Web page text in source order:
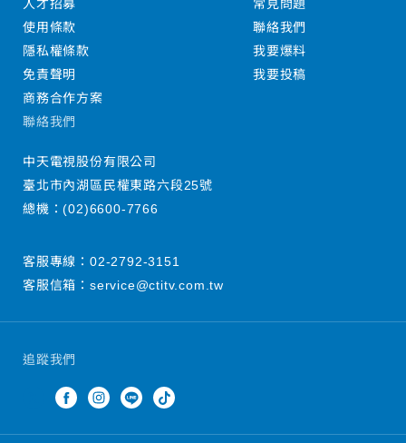
追蹤我們
人才招募
使用條款
隱私權條款
免責聲明
商務合作方案
常見問題
聯絡我們
我要爆料
我要投稿
聯絡我們
中天電視股份有限公司
臺北市內湖區民權東路六段25號
總機：(02)6600-7766
客服專線： 02-2792-3151
客服信箱： service@ctitv.com.tw